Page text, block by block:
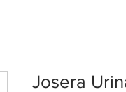
Josera